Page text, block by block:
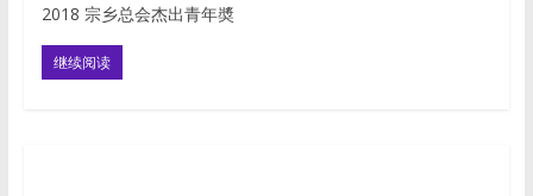
2018 宗乡总会杰出青年奬
继续阅读